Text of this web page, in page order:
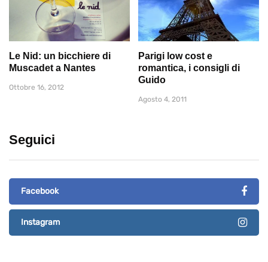
Le Nid: un bicchiere di
Muscadet a Nantes
Ottobre 16, 2012
Parigi low cost e
romantica, i consigli di
Guido
Agosto 4, 2011
Seguici
Facebook
Instagram